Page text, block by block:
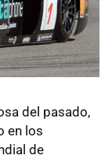
del pasado,
en los
de